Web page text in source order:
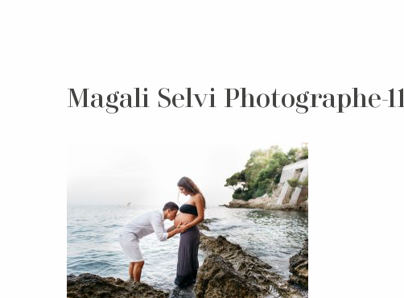
Magali Selvi Photographe-11